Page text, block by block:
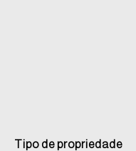
Tipo de propriedade